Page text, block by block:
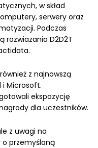
w skład
serwery oraz
Podczas
rozwiazania D2D2T
z najnowszą
i Microsoft.
ekspozycję
dla uczestników.
z uwagi na
przemyślaną